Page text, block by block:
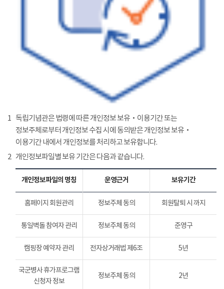
1 독립기념관은 법령에 따른 개인정보 보유‧이용기간 또는
정보주체로부터 개인정보 수집 시에 동의받은 개인정보 보유‧
이용기간 내에서 개인정보를 처리하고 보유합니다.
2 개인정보파일별 보유 기간은 다음과 같습니다.
개인정보파일의 명칭 운영근거 보유기간
홈페이지 회원관리 정보주체 동의 회원탈퇴 시 까지
통일벽돌 참여자 관리 정보주체 동의 준영구
캠핑장 예약자 관리 전자상거래법 제6조 5년
국군병사 휴가프로그램
신청자 정보
정보주체 동의 2년